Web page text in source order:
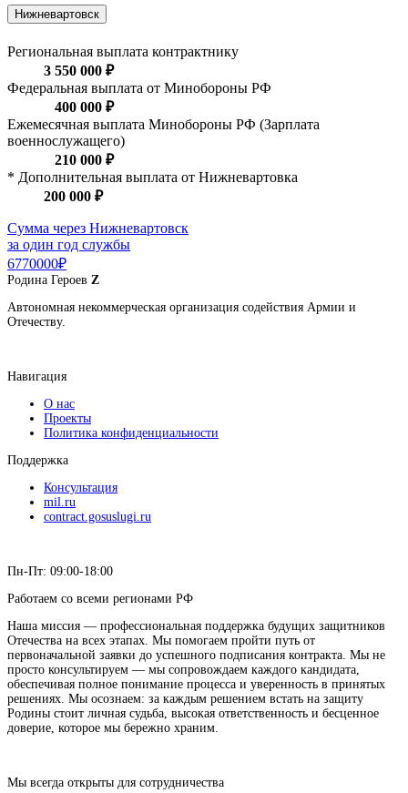
Нижневартовск
Региональная выплата контрактнику
3 550 000 ₽
Федеральная выплата от Минобороны РФ
400 000 ₽
Ежемесячная выплата Минобороны РФ (Зарплата
военнослужащего)
210 000 ₽
* Дополнительная выплата от Нижневартовка
200 000 ₽
Сумма через Нижневартовск
за один год службы
6770000₽
Родина Героев Z
Автономная некоммерческая организация содействия Армии и
Отечеству.
Навигация
О нас
Проекты
Политика конфиденциальности
Поддержка
Консультация
mil.ru
contract.gosuslugi.ru
Пн-Пт: 09:00-18:00
Работаем со всеми регионами РФ
Наша миссия — профессиональная поддержка будущих защитников
Отечества на всех этапах. Мы помогаем пройти путь от
первоначальной заявки до успешного подписания контракта. Мы не
просто консультируем — мы сопровождаем каждого кандидата,
обеспечивая полное понимание процесса и уверенность в принятых
решениях. Мы осознаем: за каждым решением встать на защиту
Родины стоит личная судьба, высокая ответственность и бесценное
доверие, которое мы бережно храним.
Мы всегда открыты для сотрудничества